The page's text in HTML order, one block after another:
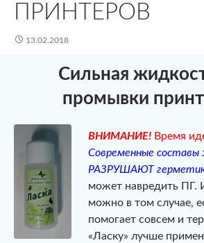
ПРИНТЕРОВ
13.02.2018
Сильная
промывки
ВНИМАНИЕ! Время
Современные
РАЗРУШАЮТ
может навредить ПГ.
можно в том случае,
помогает совсем и
«Ласку» лучше